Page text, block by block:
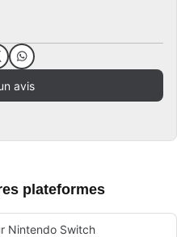
avis
plateformes
Nintendo Switch